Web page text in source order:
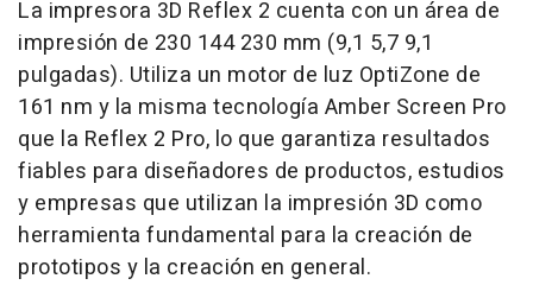
La impresora 3D Reflex 2 cuenta con un área de
impresión de 230 144 230 mm (9,1 5,7 9,1
pulgadas). Utiliza un motor de luz OptiZone de
161 nm y la misma tecnología Amber Screen Pro
que la Reflex 2 Pro, lo que garantiza resultados
fiables para diseñadores de productos, estudios
y empresas que utilizan la impresión 3D como
herramienta fundamental para la creación de
prototipos y la creación en general.